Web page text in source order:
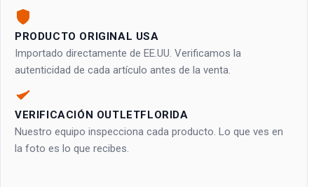
PRODUCTO ORIGINAL USA
Importado directamente de EE.UU. Verificamos la
autenticidad de cada artículo antes de la venta.
VERIFICACIÓN OUTLETFLORIDA
Nuestro equipo inspecciona cada producto. Lo que ves en
la foto es lo que recibes.